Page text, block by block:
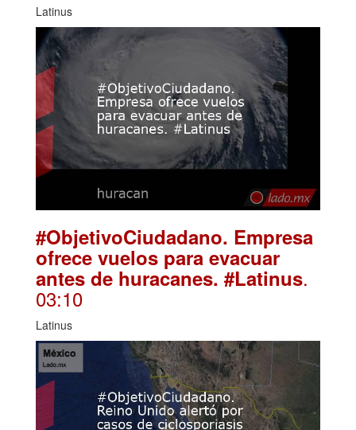
Latinus
#ObjetivoCiudadano. Empresa
ofrece vuelos para evacuar
antes de huracanes. #Latinus.
03:10
Latinus